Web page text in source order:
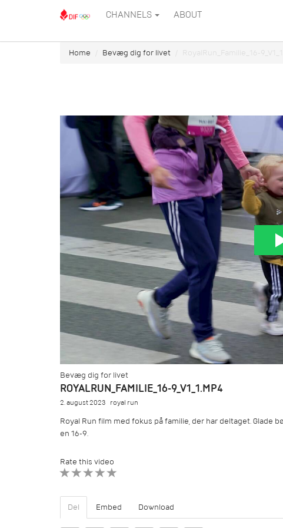
CHANNELS ABOUT
Home Bevæg dig for livet RoyalRun_Familie_16-
Bevæg dig for livet
ROYALRUN_FAMILIE_16-9_V1_1.MP4
2. august 2023 royal run
Royal Run film med fokus på familie, der har deltaget. Glade
en 16-9.
Rate this video
Del Embed Download